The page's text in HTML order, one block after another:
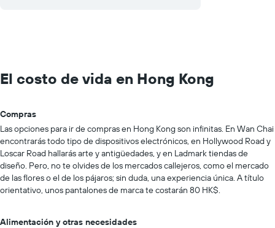
El costo de vida en Hong Kong
Compras
Las opciones para ir de compras en Hong Kong son infinitas. En Wan Chai
encontrarás todo tipo de dispositivos electrónicos, en Hollywood Road y
Loscar Road hallarás arte y antigüedades, y en Ladmark tiendas de
diseño. Pero, no te olvides de los mercados callejeros, como el mercado
de las flores o el de los pájaros; sin duda, una experiencia única. A título
orientativo, unos pantalones de marca te costarán 80 HK$.
Alimentación y otras necesidades